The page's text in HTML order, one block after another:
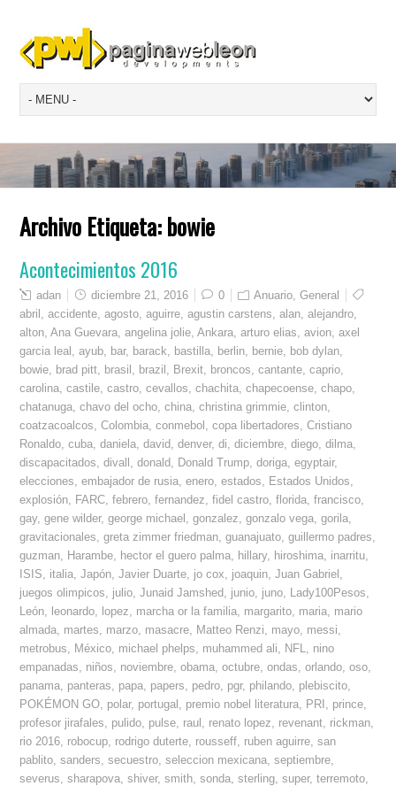
Archivo Etiqueta:bowie
Acontecimientos 2016
adan diciembre 21, 2016 0 Anuario ,General
abril
,accidente ,agosto ,aguirre ,agustin carstens ,alan ,alejandro
alton ,Ana Guevara ,angelina jolie ,Ankara ,arturo elias ,avion ,axel
garcia leal
,ayub bar, barack bastilla berlin bernie bob dylan
bowie
brad pitt brasil brazil Brexit broncos ,cantante ,caprio
carolina ,castile ,castro ,cevallos ,chachita ,chapecoense ,chapo
chatanuga ,chavo del ocho ,china ,christina grimmie ,clinton
coatzacoalcos ,Colombia ,conmebol ,copa libertadores ,Cristiano
Ronaldo ,cuba ,daniela ,david ,denver,di ,diciembre ,diego ,dilma
discapacitados ,divall ,donald Donald Trump ,doriga ,egyptair,
elecciones ,embajador de rusia ,enero ,estados Estados Unidos
explosión
FARC ,febrero ,fernandez ,fidel castro ,florida ,francisco
gay,gene wilder,george michael ,gonzalez ,gonzalo vega ,gorila
gravitacionales ,greta zimmer friedman ,guanajuato ,guillermo padres
guzman
Harambe hector el guero palma hillary, hiroshima inarritu
ISIS
italia ,Japón ,Javier Duarte jo cox joaquin ,Juan Gabriel
juegos olimpicos
julio ,Junaid Jamshed junio juno Lady100Pesos
León
leonardo lopez marcha or la familia margarito maria mario
almada martes marzo masacre Matteo Renzi mayo messi
metrobus
México michael phelps muhammed ali NFL
nino
empanadas
niños noviembre ,obama ,octubre ,ondas ,orlando ,oso
panama panteras papa papers pedro pgr, philando plebiscito
POKÉMON GO polar, portugal premio nobel literatura PRI prince
profesor jirafales
pulido pulse raul renato lopez revenant rickman
rio 2016 robocup rodrigo duterte rousseff ruben aguirre ,san
pablito ,sanders ,secuestro ,seleccion mexicana ,septiembre
severus ,sharapova ,shiver,smith ,sonda ,sterling ,super,terremoto